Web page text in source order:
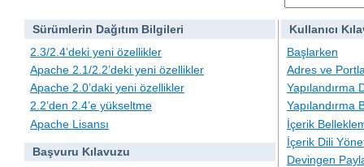
Sürümlerin Dağıtım Bilgileri
2.3/2.4’deki yeni özellikler
Apache 2.1/2.2’deki yeni özellikler
Apache 2.0’daki yeni özellikler
2.2’den 2.4’e yükseltme
Apache Lisansı
Başvuru Kılavuzu
Kullanıcı
Başlarken
Adres ve
Yapılandırma
Yapılandırma
İçerik
İçerik Dili
Devingen